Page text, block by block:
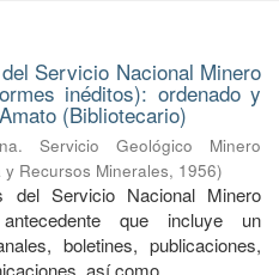
Servicio Nacional Minero
inéditos): ordenado y
(Bibliotecario)
Servicio Geológico Minero
Recursos Minerales, 1956)
del Servicio Nacional Minero
que incluye un
boletines, publicaciones,
así como ...